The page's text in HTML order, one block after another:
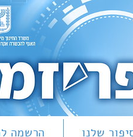
שלנו הרשמה